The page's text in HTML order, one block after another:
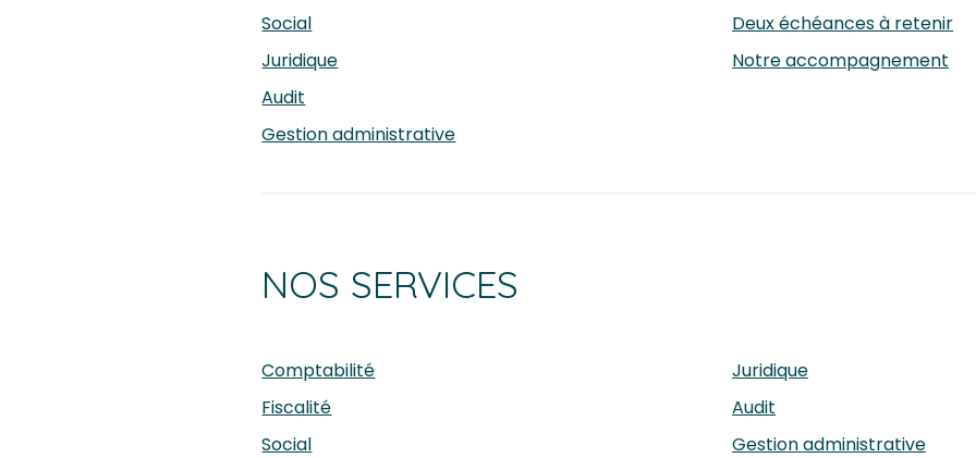
Social
Juridique
Audit
Gestion administrative
Deux échéances à retenir
Notre accompagnement
NOS SERVICES
Comptabilité
Fiscalité
Social
Juridique
Audit
Gestion administrative